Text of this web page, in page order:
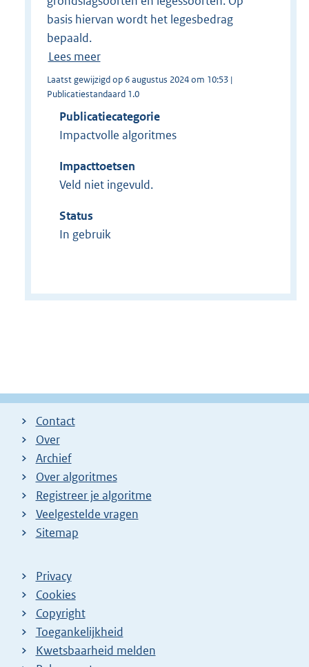
basis hiervan wordt het legesbedrag
bepaald.
Lees meer
Laatst gewijzigd op 6 augustus 2024 om 10:53 |
Publicatiestandaard 1.0
Publicatiecategorie
Impactvolle algoritmes
Impacttoetsen
Veld niet ingevuld.
Status
In gebruik
Contact
Over
Archief
Over algoritmes
Registreer je algoritme
Veelgestelde vragen
Sitemap
Privacy
Cookies
Copyright
Toegankelijkheid
Kwetsbaarheid melden